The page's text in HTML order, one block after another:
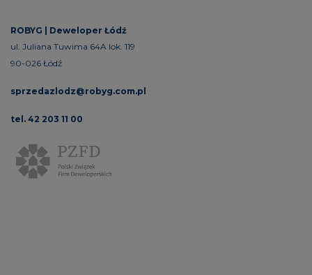
ROBYG | Deweloper Łódź
ul. Juliana Tuwima 64A lok. 119
90-026 Łódź
sprzedazlodz@robyg.com.pl
tel. 42 203 11 00